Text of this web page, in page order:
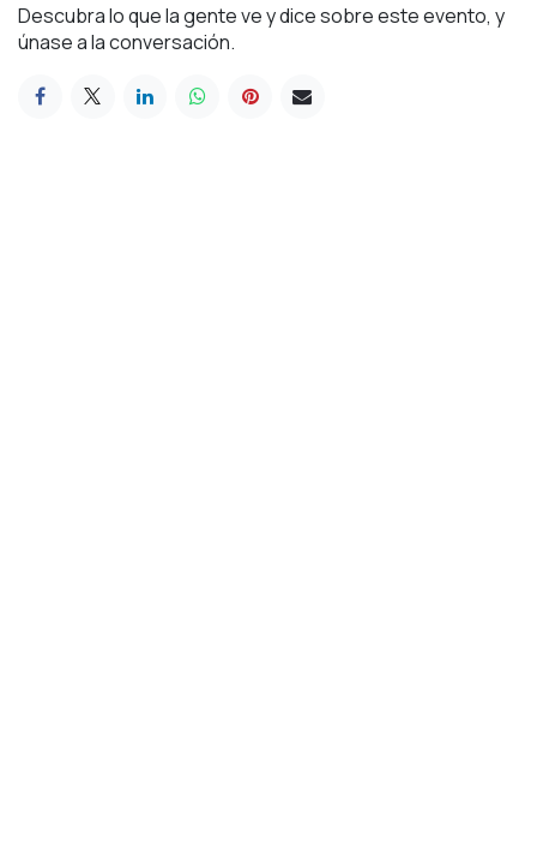
Descubra lo que la gente ve y dice sobre este evento, y
únase a la conversación.